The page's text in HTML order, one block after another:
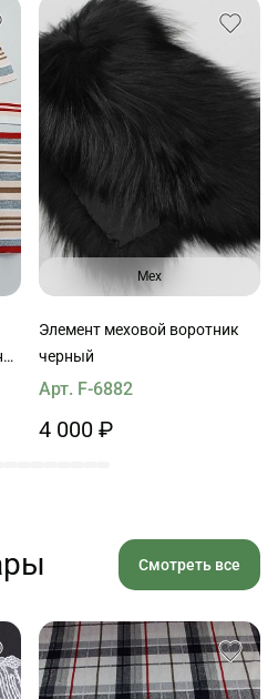
Мех
Элемент меховой воротник
черный
Арт. F-6882
4 000 ₽
Смотреть все